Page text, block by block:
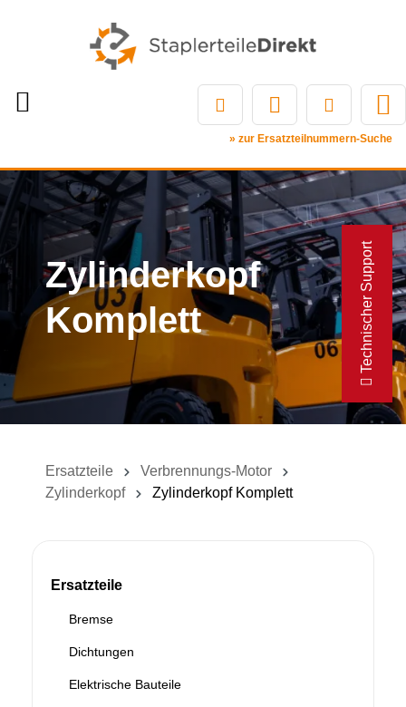
Technischer Support
» zur Ersatzteilnummern-Suche
Zylinderkopf
Komplett
Ersatzteile
Verbrennungs-Motor
Zylinderkopf
Zylinderkopf Komplett
Ersatzteile
Bremse
Dichtungen
Elektrische Bauteile